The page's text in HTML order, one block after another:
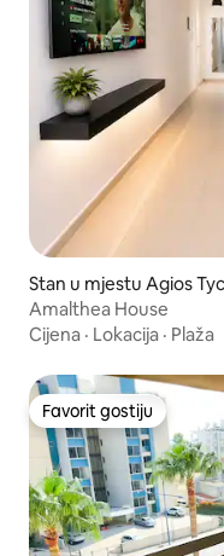
Stan u mjestu Agios
Amalthea House
Cijena · Lokacija · Plaža
Favorit gostiju
Favorit gostiju